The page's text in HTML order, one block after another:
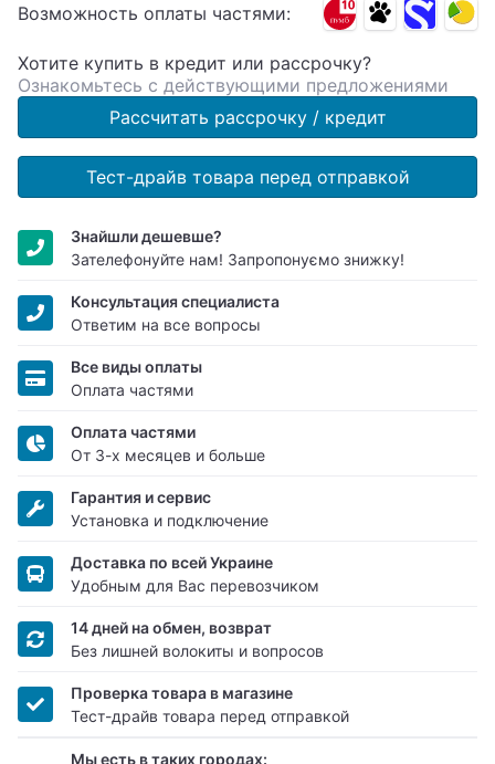
Возможность оплаты частями:
Хотите купить в кредит или рассрочку?
Ознакомьтесь с действующими предложениями
Рассчитать рассрочку / кредит
Тест-драйв товара перед отправкой
Знайшли дешевше?
Зателефонуйте нам! Запропонуємо знижку!
Консультация специалиста
Ответим на все вопросы
Все виды оплаты
Оплата частями
Оплата частями
От 3-х месяцев и больше
Гарантия и сервис
Установка и подключение
Доставка по всей Украине
Удобным для Вас перевозчиком
14 дней на обмен, возврат
Без лишней волокиты и вопросов
Проверка товара в магазине
Тест-драйв товара перед отправкой
Мы есть в таких городах: